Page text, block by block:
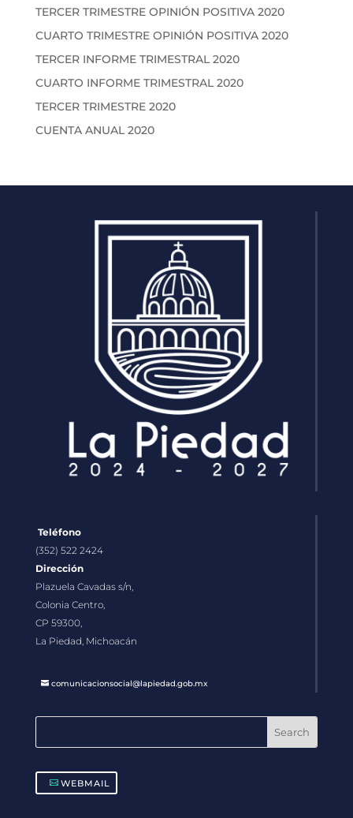
TERCER TRIMESTRE OPINIÓN POSITIVA 2020
CUARTO TRIMESTRE OPINIÓN POSITIVA 2020
TERCER INFORME TRIMESTRAL 2020
CUARTO INFORME TRIMESTRAL 2020
TERCER TRIMESTRE 2020
CUENTA ANUAL 2020
Teléfono
(352) 522 2424
Dirección
Plazuela Cavadas s/n,
Colonia Centro,
CP 59300,
La Piedad, Michoacán
comunicacionsocial@lapiedad.gob.mx
WEBMAIL